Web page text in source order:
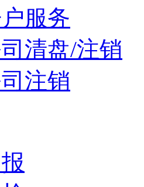
服务
清盘/注销
注销